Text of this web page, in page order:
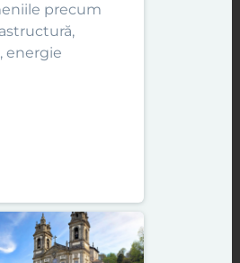
precum
energie